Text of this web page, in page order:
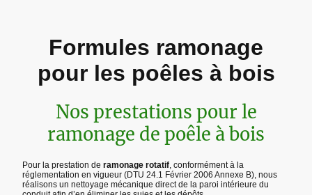
Formules ramonage
pour les poêles à bois
Nos prestations pour le
ramonage de poêle à bois
Pour la prestation de ramonage rotatif, conformément à la
réglementation en vigueur (DTU 24.1 Février 2006 Annexe B), nous
réalisons un nettoyage mécanique direct de la paroi intérieure du